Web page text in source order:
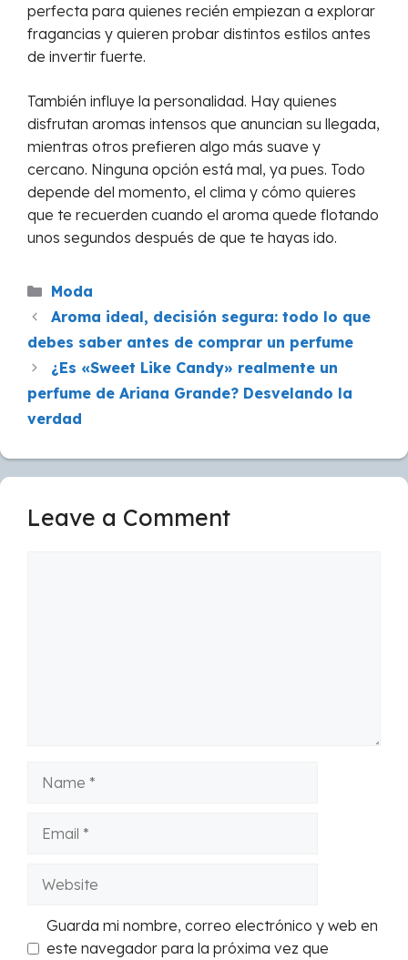
perfecta para quienes recién empiezan a explorar
fragancias y quieren probar distintos estilos antes
de invertir fuerte.
También influye la personalidad. Hay quienes
disfrutan aromas intensos que anuncian su llegada,
mientras otros prefieren algo más suave y
cercano. Ninguna opción está mal, ya pues. Todo
depende del momento, el clima y cómo quieres
que te recuerden cuando el aroma quede flotando
unos segundos después de que te hayas ido.
Categories
Moda
Aroma ideal, decisión segura: todo lo que
debes saber antes de comprar un perfume
¿Es «Sweet Like Candy» realmente un
perfume de Ariana Grande? Desvelando la
verdad
Leave a Comment
Guarda mi nombre, correo electrónico y web en
este navegador para la próxima vez que